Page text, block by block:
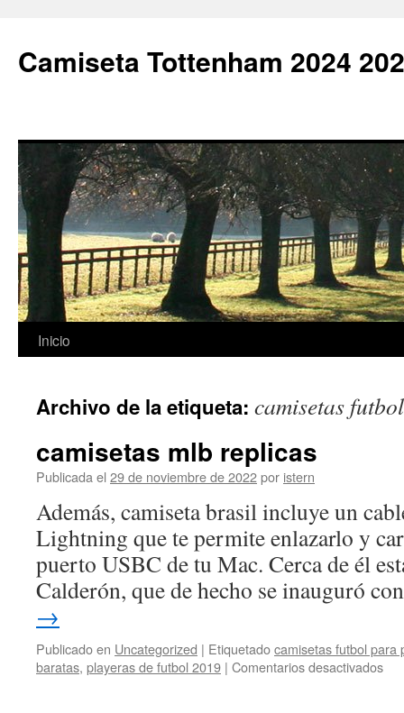
Camiseta Tottenham 2024
Saltar
contenido
Inicio
Archivo de la etiqueta: camisetas
camisetas mlb replicas
Publicada el 29 de noviembre de 2022por istern
Además, camiseta brasil incluye un
Lightning que te permite enlazarlo y
puerto USBC de tu Mac. Cerca de él
Calderón, que de hecho se inauguró
→
Publicado en Uncategorized | Etiquetadocamisetas futbol para
baratas, playeras de futbol 2019 | Comentarios desactivadosen